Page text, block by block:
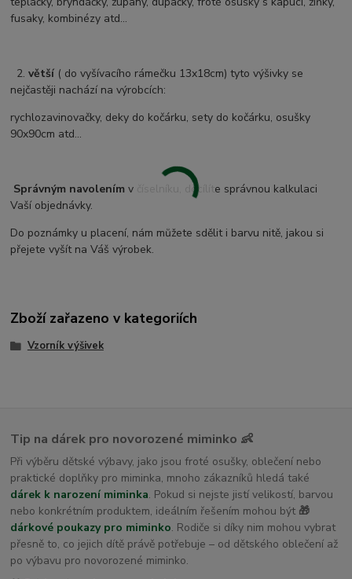
fusaky, kombinézy atd...
2.větší ( do vyšívacího rámečku 13x18cm) tyto výšivky se
nejčastěji nachází na výrobcích:
rychlozavinovačky, deky do kočárku, sety do kočárku, osušky
90x90cm atd...
Správným navolením v číselníku, docílíte správnou kalkulaci
Vaší objednávky.
Do poznámky u placení, nám můžete sdělit i barvu nitě, jakou si
přejete vyšít na Váš výrobek.
Zboží zařazeno v kategoriích
Vzorník výšivek
Tip na dárek pro novorozené miminko 👶
Při výběru dětské výbavy, jako jsou froté osušky, oblečení nebo
praktické doplňky pro miminka, mnoho zákazníků hledá také
dárek k narození miminka. Pokud si nejste jistí velikostí, barvou
nebo konkrétním produktem, ideálním řešením mohou být 🎁
dárkové poukazy pro miminko. Rodiče si díky nim mohou vybrat
přesně to, co jejich dítě právě potřebuje – od dětského oblečení až
po výbavu pro novorozené miminko.